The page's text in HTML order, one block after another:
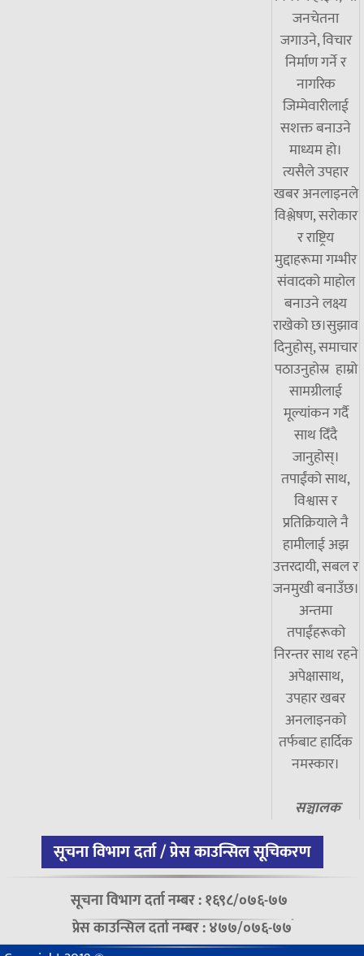
जनचेतना
जगाउने, विचार
निर्माण गर्ने र
नागरिक
जिम्मेवारीलाई
सशक्त बनाउने
माध्यम हो।
त्यसैले उपहार
खबर अनलाइनले
विश्लेषण, सरोकार
र राष्ट्रिय
मुद्दाहरूमा गम्भीर
संवादको माहोल
बनाउने लक्ष्य
राखेको छ।सुझाव
दिनुहोस्, समाचार
पठाउनुहोस्र हाम्रो
सामग्रीलाई
मूल्यांकन गर्दै
साथ दिँदै
जानुहोस्।
तपाईंको साथ,
विश्वास र
प्रतिक्रियाले नै
हामीलाई अझ
उत्तरदायी, सबल र
जनमुखी बनाउँछ।
अन्तमा
तपाईंहरूको
निरन्तर साथ रहने
अपेक्षासाथ,
उपहार खबर
अनलाइनको
तर्फबाट हार्दिक
नमस्कार।
सञ्चालक
सूचना विभाग दर्ता / प्रेस काउन्सिल सूचिकरण
सूचना विभाग दर्ता नम्बर : १६९८/०७६-७७
प्रेस काउन्सिल दर्ता नम्बर : ४७७/०७६-७७